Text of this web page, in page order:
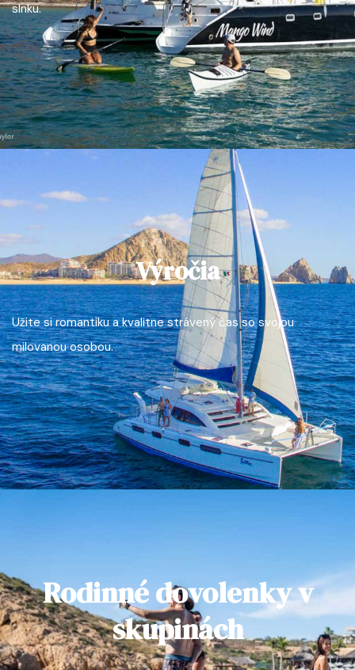
slnku.
Výročia
Užite si romantiku a kvalitne strávený čas so svojou
milovanou osobou.
Rodinné dovolenky v
skupinách